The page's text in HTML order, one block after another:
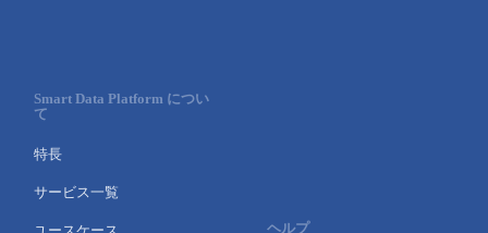
Smart Data Platform につい
て
特長
サービス一覧
ヘルプ